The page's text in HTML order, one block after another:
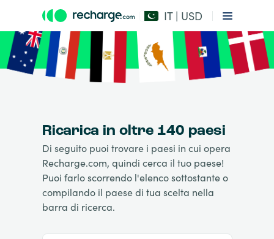
IT | USD
Ricarica in oltre 140 paesi
Di seguito puoi trovare i paesi in cui opera
Recharge.com, quindi cerca il tuo paese!
Puoi farlo scorrendo l'elenco sottostante o
compilando il paese di tua scelta nella
barra di ricerca.